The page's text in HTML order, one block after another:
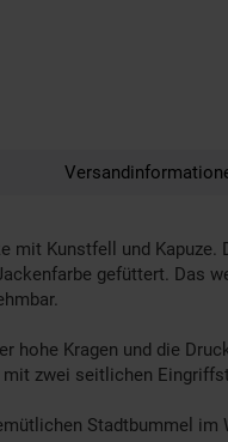
mit Kunstfell und
gefüttert. Das
hohe Kragen und die
zwei seitlichen
Stadtbummel